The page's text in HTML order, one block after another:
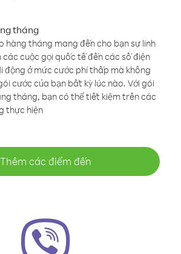
tháng
hàng tháng mang đến cho bạn sự linh
các cuộc gọi quốc tế đến các số điện
động ở mức cước phí thấp mà không
cước của bạn bất kỳ lúc nào. Với gói
tháng, bạn có thể tiết kiệm trên các
thực hiện
Thêm các điểm đến